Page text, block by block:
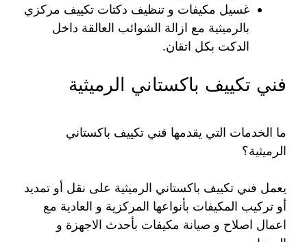
غسيل مكيفات و تنظيف دكتات تكييف مركزي
بالرميثية مع ازالة الشوائب العالقة داخل
الدكت بكل اتقان.
فني تكييف باكستاني الرميثية
ما الخدمات التي يقدمها فني تكييف باكستاني
الرميثية؟
يعمل فني تكييف باكستاني الرميثية على نقل أو تمديد
أو تركيب المكيفات بأنواعها المركزية و العادية مع
اعمال اصلاح و صيانة مكيفات بأحدث الاجهزة و